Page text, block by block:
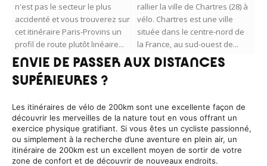
n'est pas le secteur le plus
accidenté et vous trouverez sur
cet itinéraire Paris-Provins un
profil de route plutôt linéaire...
rallier la ville de Chartres (28) à
vélo. Chartres est une ville
située dans le centre-nord de
la France, au sud-ouest de...
ENVIE DE PASSER AUX DISTANCES
SUPÉRIEURES ?
Les itinéraires de vélo de 200km sont une excellente façon de
découvrir les merveilles de la nature tout en vous offrant un
exercice physique gratifiant. Si vous êtes un cycliste passionné,
ou simplement à la recherche d’une aventure en plein air, un
itinéraire de 200km est un excellent moyen de sortir de votre
zone de confort et de découvrir de nouveaux endroits.